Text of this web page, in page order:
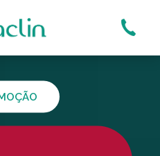
Qual o tratamento?
Bioestimuladores